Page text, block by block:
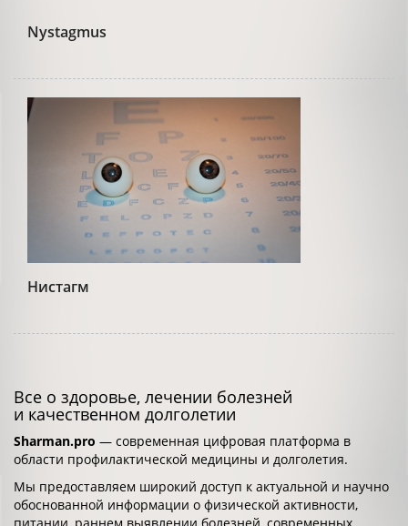
Nystagmus
Нистагм
Все о здоровье, лечении болезней
и качественном долголетии
Sharman.pro — современная цифровая платформа в
области профилактической медицины и долголетия.
Мы предоставляем широкий доступ к актуальной и научно
обоснованной информации о физической активности,